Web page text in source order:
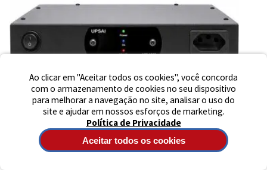
Ao clicar em "Aceitar todos os cookies", você concorda
com o armazenamento de cookies no seu dispositivo
para melhorar a navegação no site, analisar o uso do
site e ajudar em nossos esforços de marketing.
Política de Privacidade
Aceitar todos os cookies
E-mail
Iniciar Conversa